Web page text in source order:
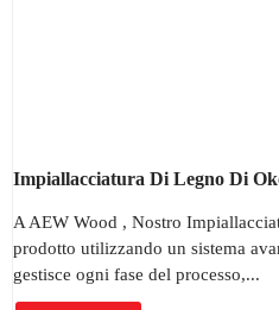
Impiallacciatura Di Legno Di
A AEW Wood , Nostro
prodotto utilizzando un sistema
gestisce ogni fase del processo,...